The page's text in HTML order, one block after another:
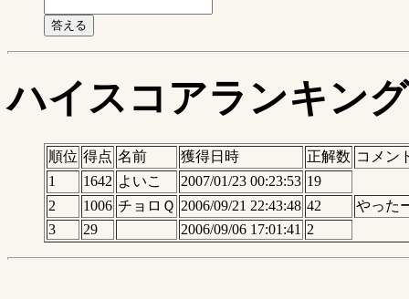
ハイスコアランキング
順位 得点 名前 獲得日時 正解数 コメン
1
1642 よいこ 2007/01/23 00:23:53 19
2
1006 チョロＱ 2006/09/21 22:43:48 42
やった
3
29 2006/09/06 17:01:41 2